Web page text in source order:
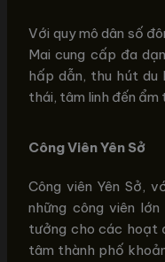
Với quy mô dân số
Mai cung cấp đa
hấp dẫn, thu hút du
thái, tâm linh đến ẩm
Công Viên Yên Sở
Công viên Yên Sở,
những công viên
tưởng cho các hoạt
tâm thành phố